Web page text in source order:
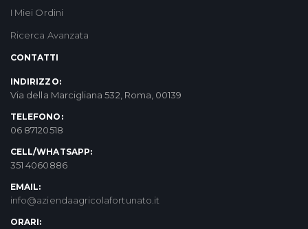
I Miei Ordini
Ricerca Avanzata
CONTATTI
INDIRIZZO:
Via della Marcigliana 532, Roma, 00139
TELEFONO:
06 87120518
CELL/WHATSAPP:
351 4060886
EMAIL:
info@aziendaagricolafortunato.it
ORARI: